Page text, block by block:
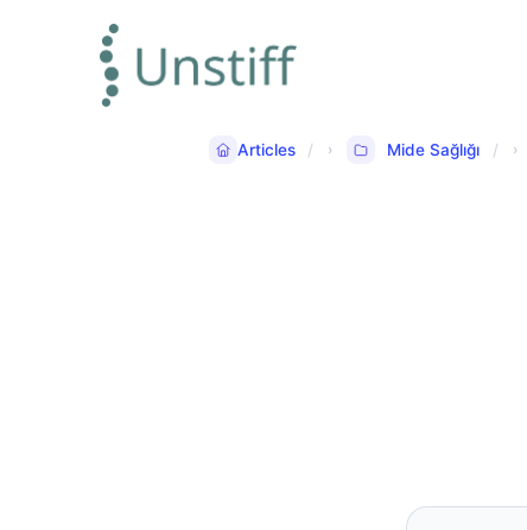
Articles Mide Sağlığı